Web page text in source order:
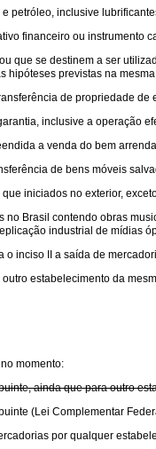
petróleo, inclusive
financeiro ou instrumento
que se destinem a ser
hipóteses previstas na
de propriedade
inclusive a operação
a venda do bem
de bens móveis
iniciados no exterior,
Brasil contendo obras
industrial de mídias
o inciso II a saída de
estabelecimento da
momento:
ainda que para outro
(Lei Complementar
por qualquer